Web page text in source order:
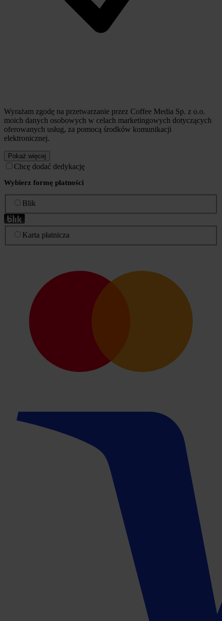
Wyrażam zgodę na przetwarzanie przez Coffee Media Sp. z o.o.
moich danych osobowych w celach marketingowych dotyczących
oferowanych usług, za pomocą środków komunikacji
elektronicznej.
Pokaż więcej
Chcę dodać dedykację
Wybierz formę płatności
Blik
Karta płatnicza